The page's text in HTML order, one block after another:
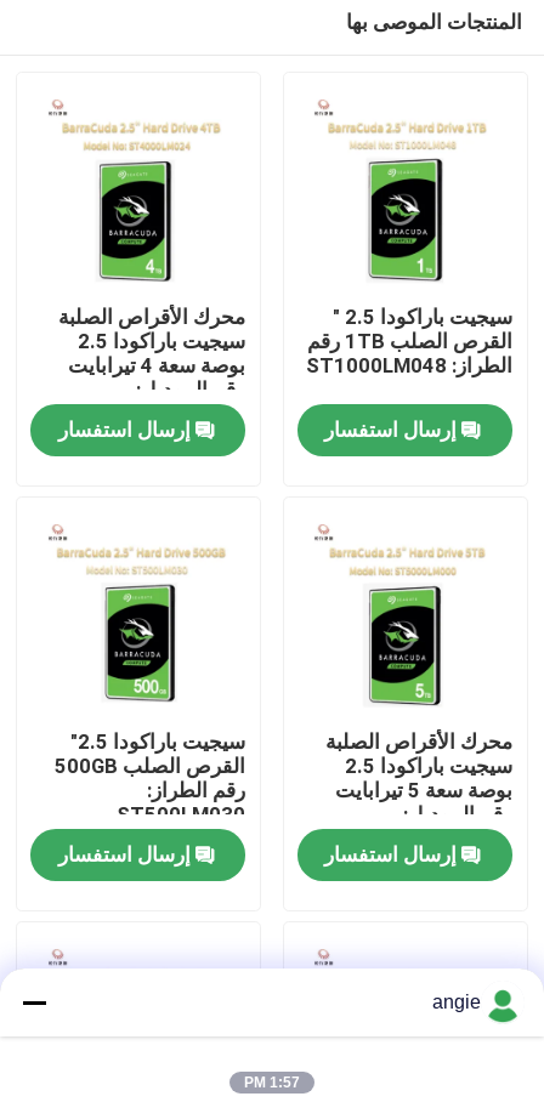
حولنا
جولة في المصنع
مراقبة الجودة
اتصل بنا
أخبار
VR Show
المنتجات الموصى بها
سيجيت باراكودا 2.5 "
القرص الصلب 1TB رقم
الطراز: ST1000LM048
إرسال استفسار
محرك الأقراص الصلبة
سيجيت باراكودا 2.5
بوصة سعة 4 تيرابايت
رقم الموديل:
ST4000LM024
إرسال استفسار
محرك الأقراص الصلبة
سيجيت باراكودا 2.5
بوصة سعة 5 تيرابايت
رقم الموديل:
ST5000LM000
إرسال استفسار
سيجيت باراكودا 2.5"
القرص الصلب 500GB
رقم الطراز:
ST500LM030
إرسال استفسار
angie
1:57 PM